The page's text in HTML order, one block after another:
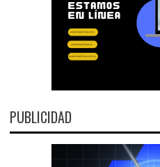
PUBLICIDAD